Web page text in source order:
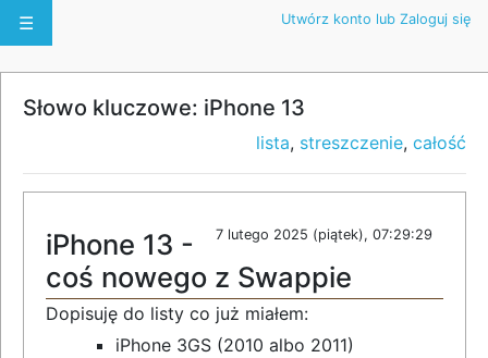
☰ Utwórz konto lub Zaloguj się
Słowo kluczowe: iPhone 13
lista, streszczenie, całość
7 lutego 2025 (piątek), 07:29:29
iPhone 13 -
coś nowego z Swappie
Dopisuję do listy co już miałem:
iPhone 3GS (2010 albo 2011)